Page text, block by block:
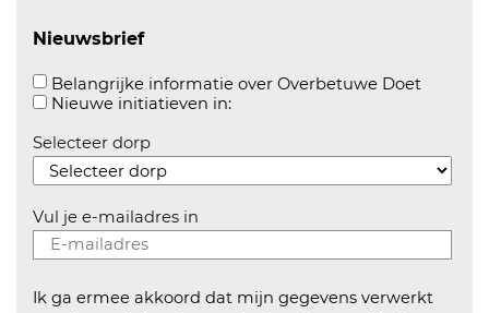
Nieuwsbrief
Belangrijke informatie over Overbetuwe Doet
Nieuwe initiatieven in:Aanvinken om informatie over
Selecteer dorp
Vul je e-mailadres in
Ik ga ermee akkoord dat mijn gegevens verwerkt